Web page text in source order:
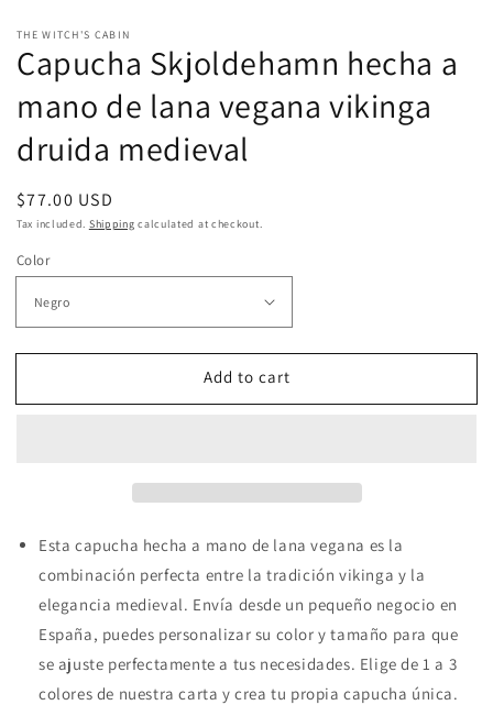
THE WITCH'S CABIN
Capucha Skjoldehamn hecha a
mano de lana vegana vikinga
druida medieval
Regular
price
$77.00 USD
Tax included. Shipping calculated at checkout.
Color
Add to cart
Esta capucha hecha a mano de lana vegana es la
combinación perfecta entre la tradición vikinga y la
elegancia medieval. Envía desde un pequeño negocio en
España, puedes personalizar su color y tamaño para que
se ajuste perfectamente a tus necesidades. Elige de 1 a 3
colores de nuestra carta y crea tu propia capucha única.